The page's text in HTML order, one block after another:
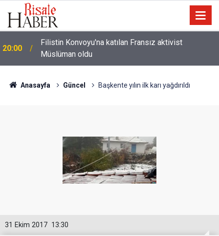
17:03
Halamın bıyığı olsa amcamdan evrim geçirdiğini
söyleyebilir miydik?
Anasayfa Güncel Başkente yılın ilk karı yağdırıldı
13:30
31 Ekim 2017